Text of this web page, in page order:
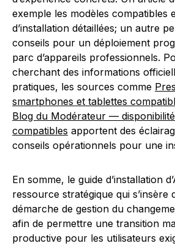
exemple les modèles compatibles
d’installation détaillées; un autre
conseils pour un déploiement
parc d’appareils professionnels.
cherchant des informations
pratiques, les sources comme
smartphones et tablettes
Blog du Modérateur —
compatibles apportent des
conseils opérationnels pour une
En somme, le guide d’installation
ressource stratégique qui s’insère
démarche de gestion du
afin de permettre une transition
productive pour les utilisateurs